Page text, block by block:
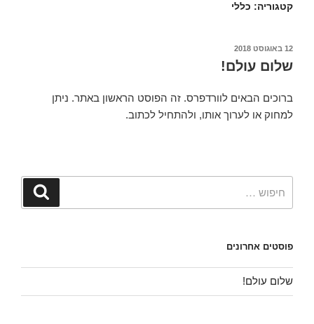
קטגוריה: כללי
12 באוגוסט 2018
שלום עולם!
ברוכים הבאים לוורדפרס. זה הפוסט הראשון באתר. ניתן
למחוק או לערוך אותו, ולהתחיל לכתוב.
פוסטים אחרונים
שלום עולם!